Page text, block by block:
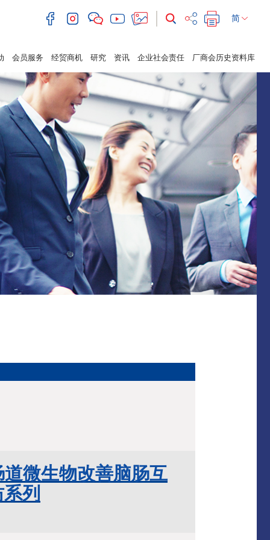
简
会员服务 经贸商机 研究 资讯 企业社会责任 厂商会历史资料库
微生物改善脑肠互
列